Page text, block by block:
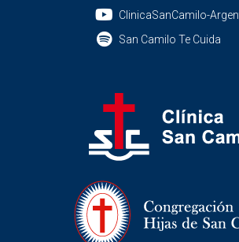
ClinicaSanCamilo-
San Camilo Te Cuida